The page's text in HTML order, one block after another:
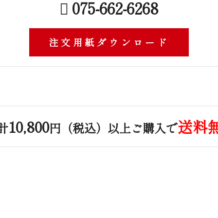
075-662-6268
注文用紙ダウンロード
10,800円（税込）以上ご購入で送料